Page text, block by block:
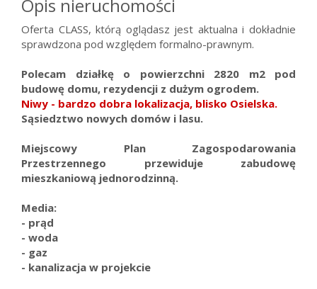
Opis nieruchomości
Oferta CLASS, którą oglądasz jest aktualna i dokładnie
sprawdzona pod względem formalno-prawnym.
Polecam działkę o powierzchni 2820 m2 pod
budowę domu, rezydencji z dużym ogrodem.
Niwy - bardzo dobra lokalizacja, blisko Osielska.
Sąsiedztwo nowych domów i lasu.
Miejscowy Plan Zagospodarowania
Przestrzennego przewiduje zabudowę
mieszkaniową jednorodzinną.
Media:
- prąd
- woda
- gaz
- kanalizacja w projekcie